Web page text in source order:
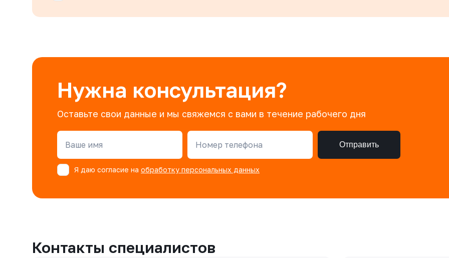
Нужна консультация?
Оставьте свои данные и мы свяжемся с вами в течение рабочего дня
Ваше имя Номер телефона Отправить
Я даю согласие на обработку персональных данных
Контакты специалистов